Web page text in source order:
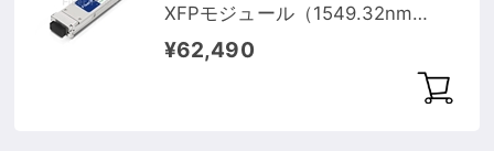
XFPモジュール（1549.32nm
80km DOM）
¥62,490